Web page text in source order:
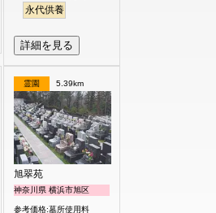
永代供養
詳細を見る
霊園 5.39km
旭翠苑
神奈川県 横浜市旭区
参考価格:墓所使用料